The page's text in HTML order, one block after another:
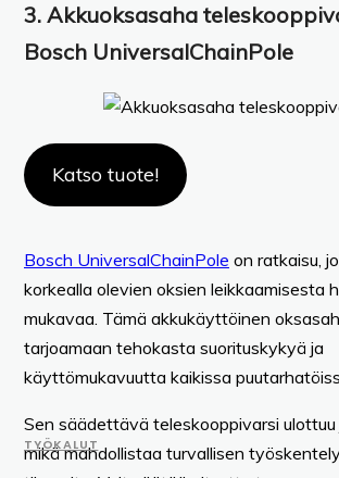
TYÖKALUT
3. Akkuoksasaha
Bosch UniversalChainPole
Katso tuote!
Bosch UniversalChainPole on ratkaisu,
korkealla olevien oksien leikkaamisesta
mukavaa. Tämä akkukäyttöinen
tarjoamaan tehokasta suorituskykyä ja
käyttömukavuutta kaikissa
Sen säädettävä teleskooppivarsi ulottuu
mikä mahdollistaa turvallisen